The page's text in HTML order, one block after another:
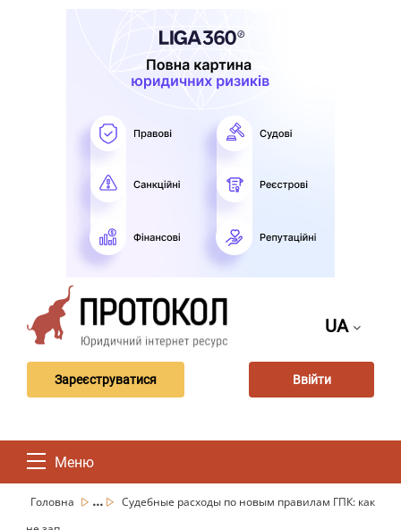
UA
Зареєструватися Ввійти
Меню
Головна ...
Судебные расходы по новым правилам ГПК: как